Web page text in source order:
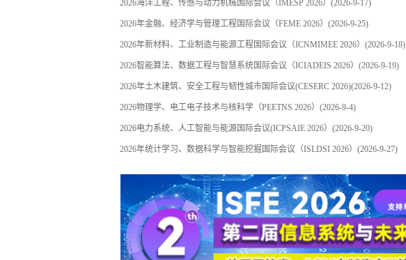
2026海洋工程、传感与动力机械国际会议（IMESP 2026） (2026-9-17)
2026年金融、经济学与管理工程国际会议（FEME 2026） (2026-9-25)
2026年新材料、工业制造与能源工程国际会议（ICNMIMEE 2026） (2026-9-18)
2026智能算法、数据工程与智慧系统国际会议（ICIADEIS 2026） (2026-9-19)
2026年土木建筑、安全工程与韧性城市国际会议(CESERC 2026)(2026-9-12)
2026物理学、电工电子技术与核科学（PEETNS 2026） (2026-9-4)
2026电力系统、人工智能与能源国际会议(ICPSAIE 2026） (2026-9-20)
2026年统计学习、数据科学与智能挖掘国际会议（ISLDSI 2026） (2026-9-27)